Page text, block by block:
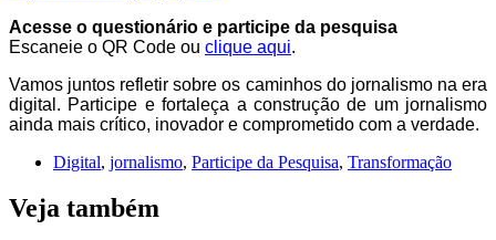
Acesse o questionário e participe da pesquisa
Escaneie o QR Code ou clique aqui.
Vamos juntos refletir sobre os caminhos do jornalismo na era
digital. Participe e fortaleça a construção de um jornalismo
ainda mais crítico, inovador e comprometido com a verdade.
Digital, jornalismo, Participe da Pesquisa, Transformação
Veja também